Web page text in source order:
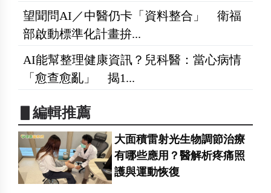
望聞問AI／中醫仍卡「資料整合」 衛福
部啟動標準化計畫拚...
AI能幫整理健康資訊？兒科醫：當心病情
「愈查愈亂」 揭1...
▋編輯推薦
大面積雷射光生物調節治療
有哪些應用？醫解析疼痛照
護與運動恢復